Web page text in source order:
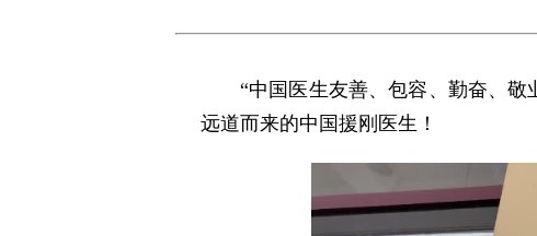
“中国医生友善、包容、勤奋、
远道而来的中国援刚医生！